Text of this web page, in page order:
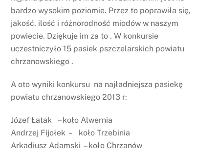
bardzo wysokim poziomie. Przez to poprawiła się,
jakość, ilość i różnorodność miodów w naszym
powiecie. Dziękuje im za to . W konkursie
uczestniczyło 15 pasiek pszczelarskich powiatu
chrzanowskiego .
A oto wyniki konkursu na najładniejsza pasiekę
powiatu chrzanowskiego 2013 r:
Józef Łatak – koło Alwernia
Andrzej Fijołek – koło Trzebinia
Arkadiusz Adamski – koło Chrzanów